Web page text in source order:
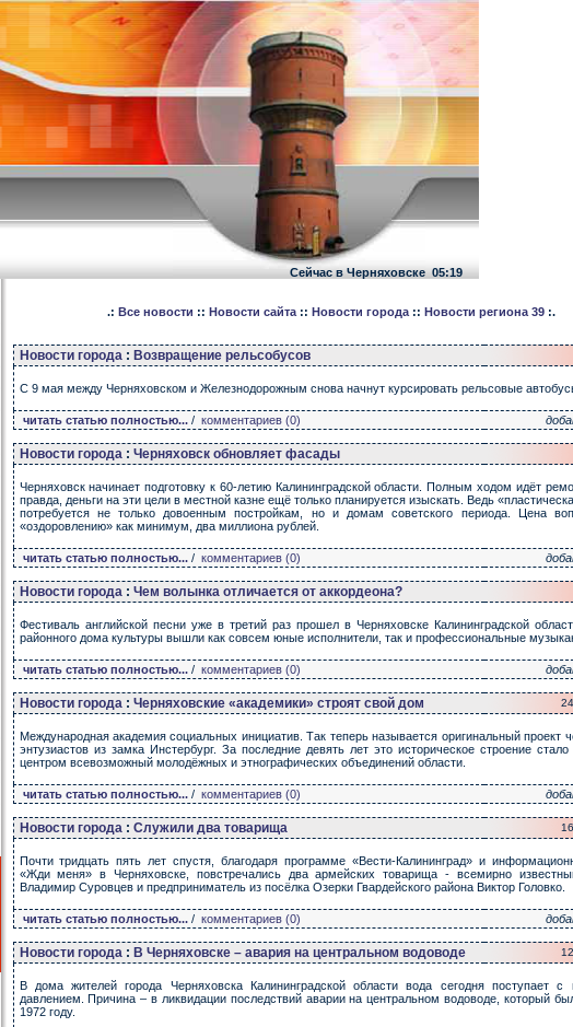
Сейчас в Черняховске05:19
.: Все новости :: Новости сайта:: Новости города:: Новости региона 39:.
Новости города: Возвращение рельсобусов
С 9 мая между Черняховском и Железнодорожным снова начнут курсировать рельсовые
читать статью полностью... / комментариев (0)
Новости города: Черняховск обновляет фасады
Черняховск начинает подготовку к 60-летию Калининградской области. Полным ходом идёт
правда, деньги на эти цели в местной казне ещё только планируется изыскать. Ведь
потребуется не только довоенным постройкам, но и домам советского периода. Цена
«оздоровлению» как минимум, два миллиона рублей.
читать статью полностью... / комментариев (0)
Новости города: Чем волынка отличается от аккордеона?
Фестиваль английской песни уже в третий раз прошел в Черняховске Калининградской
районного дома культуры вышли как совсем юные исполнители, так и профессиональные
читать статью полностью... / комментариев (0)
Новости города: Черняховские «академики» строят свой дом
Международная академия социальных инициатив. Так теперь называется оригинальный проект
энтузиастов из замка Инстербург. За последние девять лет это историческое строение
центром всевозможный молодёжных и этнографических объединений области.
читать статью полностью... / комментариев (0)
Новости города: Служили два товарища
Почти тридцать пять лет спустя, благодаря программе «Вести-Калининград» и
«Жди меня» в Черняховске, повстречались два армейских товарища - всемирно
Владимир Суровцев и предприниматель из посёлка Озерки Гвардейского района Виктор Головко.
читать статью полностью... / комментариев (0)
Новости города: В Черняховске – авария на центральном водоводе
В дома жителей города Черняховска Калининградской области вода сегодня поступает с
давлением. Причина – в ликвидации последствий аварии на центральном водоводе, который
1972 году.